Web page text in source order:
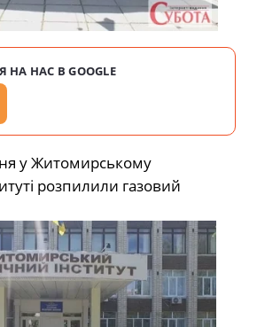
НАС В GOOGLE
у Житомирському
розпилили газовий